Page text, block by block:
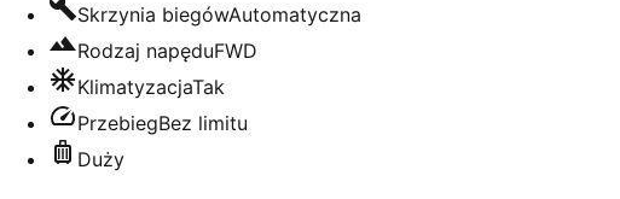
Skrzynia biegówAutomatyczna
Rodzaj napęduFWD
KlimatyzacjaTak
PrzebiegBez limitu
Duży